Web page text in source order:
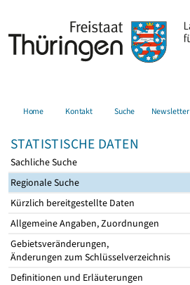
Home Kontakt Suche Newsletter
STATISTISCHE DATEN
Sachliche Suche
Regionale Suche
Kürzlich bereitgestellte Daten
Allgemeine Angaben, Zuordnungen
Gebietsveränderungen,
Änderungen zum Schlüsselverzeichnis
Definitionen und Erläuterungen